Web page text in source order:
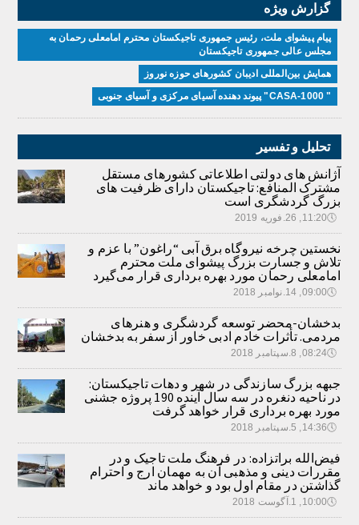
گزارش ویژه
پیام پیشوای ملت، رئیس جمهوری تاجیکستان محترم امامعلی رحمان به
مجلس عالی جمهوری تاجیکستان
همایش بین‌المللی ادیبان کشور‌های حوزه نوروز
" CASA-1000" پیوند دهنده آسیای مرکزی و آسیای جنوبی
تحلیل و تفسیر
آژانش های دولتی اطلاعاتی کشورهای مستقل
مشترک المنافع: تاجیکستان دارای ظرفیت های
بزرگ گردشگری است
🕔11:20, 26.فوریه 2019
نخستین چرخه نیروگاه برق آبی “راغون” با عزم و
تلاش و جسارت بزرگ پیشوای ملت محترم
امامعلی رحمان مورد بهره برداری قرار می‌گیرد
🕔09:00, 14.نوامبر 2018
بدخشان-محضر توسعه گردشگری و هنرهای
مردمی. تأثرات خادم ادبی خاور از سفر به بدخشان
🕔08:24, 8.سپتامبر 2018
جبهه بزرگ سازندگی در شهر و دهات تاجیکستان:
در ناحیه دنغره در سه سال آینده 190 پروژه جشنی
مورد بهره برداری قرار خواهد گرفت
🕔14:36, 5.سپتامبر 2018
فیض‌الله براتزاده: در فرهنگ ملت تاجیک و در
مقررات دینی و مذهبی آن به مهمان ارج و احترام
گذاشتن در مقام اول بود و خواهد ماند
🕔10:00, 1.آگوست 2018